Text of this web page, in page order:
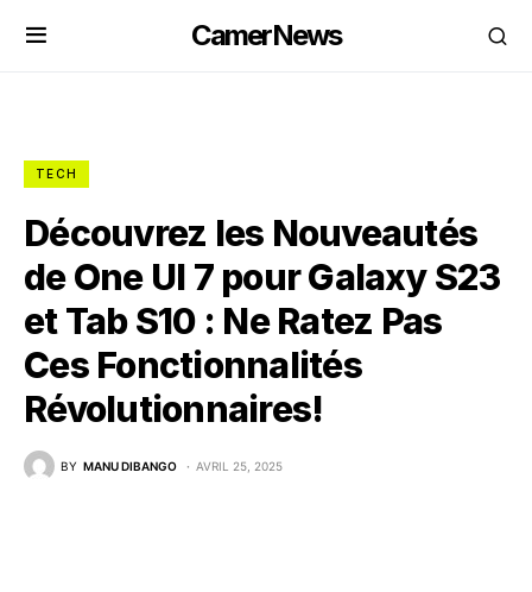
CamerNews
TECH
Découvrez les Nouveautés
de One UI 7 pour Galaxy S23
et Tab S10 : Ne Ratez Pas
Ces Fonctionnalités
Révolutionnaires!
BY MANU DIBANGO AVRIL 25, 2025